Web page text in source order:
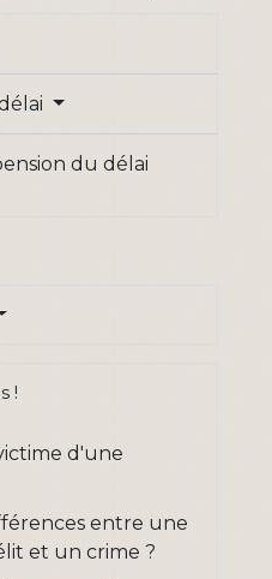
du délai
!
d'une
entre une
et un crime ?